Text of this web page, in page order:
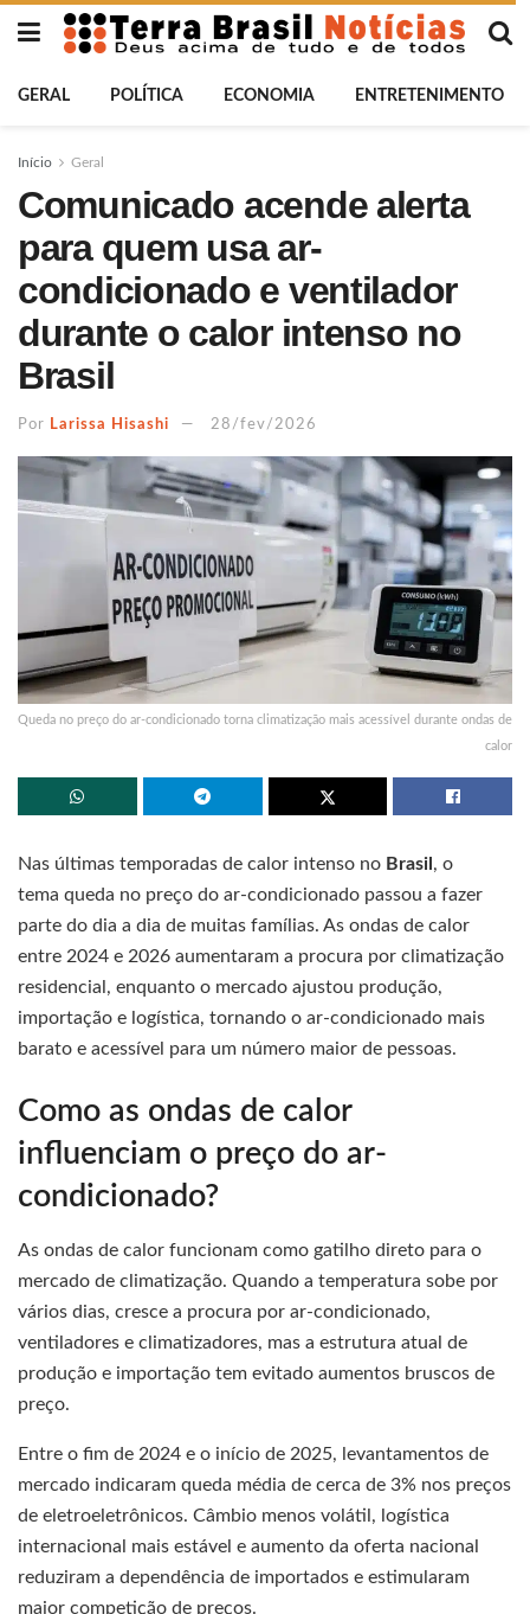
GERAL POLÍTICA ECONOMIA ENTRETENIMENTO
Início Geral
Comunicado acende alerta
para quem usa ar-
condicionado e ventilador
durante o calor intenso no
Brasil
Por Larissa Hisashi 28/fev/2026
Queda no preço do ar-condicionado torna climatização mais acessível durante ondas de
calor
Nas últimas temporadas de calor intenso no Brasil , o
tema queda no preço do ar-condicionado passou a fazer
parte do dia a dia de muitas famílias. As ondas de calor
entre 2024 e 2026 aumentaram a procura por climatização
residencial, enquanto o mercado ajustou produção,
importação e logística, tornando o ar-condicionado mais
barato e acessível para um número maior de pessoas.
Como as ondas de calor
influenciam o preço do ar-
condicionado?
As ondas de calor funcionam como gatilho direto para o
mercado de climatização. Quando a temperatura sobe por
vários dias, cresce a procura por ar-condicionado,
ventiladores e climatizadores, mas a estrutura atual de
produção e importação tem evitado aumentos bruscos de
preço.
Entre o fim de 2024 e o início de 2025, levantamentos de
mercado indicaram queda média de cerca de 3% nos preços
de eletroeletrônicos. Câmbio menos volátil, logística
internacional mais estável e aumento da oferta nacional
reduziram a dependência de importados e estimularam
maior competição de preços.